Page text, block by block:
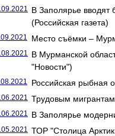
В Заполярье вводят
(Российская газета)
Место съёмки –
В Мурманской
"Новости")
Российская рыбная
Трудовым мигрантам
В Заполярье
ТОР "Столица